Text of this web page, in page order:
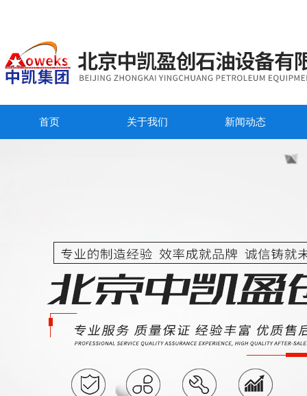
首页 关于我们 新闻动态